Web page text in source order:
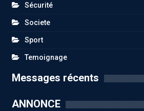
Sécurité
Societe
Sport
Temoignage
Messages récents
ANNONCE